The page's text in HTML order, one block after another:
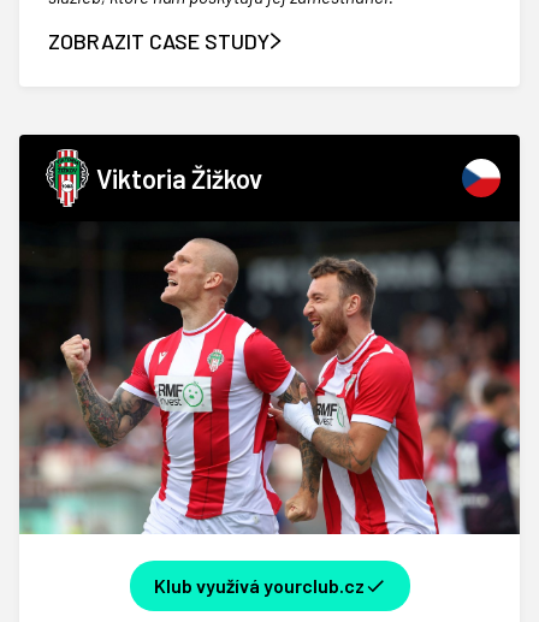
ZOBRAZIT CASE STUDY
Viktoria Žižkov
Klub využívá yourclub.cz